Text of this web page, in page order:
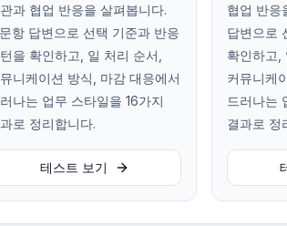
과 협업 반응을 살펴봅니다.
항 답변으로 선택 기준과 반응
을 확인하고, 일 처리 순서,
니케이션 방식, 마감 대응에서
나는 업무 스타일을 16가지
로 정리합니다.
테스트 보기
협업 반응
답변으로
확인하고,
커뮤니케
드러나는
결과로 정